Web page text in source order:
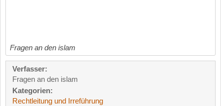
Fragen an den islam
Verfasser:
Fragen an den islam
Kategorien:
Rechtleitung und Irreführung